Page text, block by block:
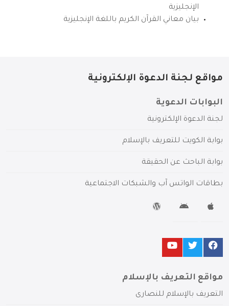
الإنجليزية
بيان معاني القرآن الكريم باللغة الإنجليزية
مواقع لجنة الدعوة الإلكترونية
البوابات الدعوية
لجنة الدعوة الإلكترونية
بوابة الكويت للتعريف بالإسلام
بوابة الباحث عن الحقيقة
بطاقات الواتس آب والشبكات الاجتماعية
مواقع التعريف بالإسلام
التعريف بالإسلام للنصارى